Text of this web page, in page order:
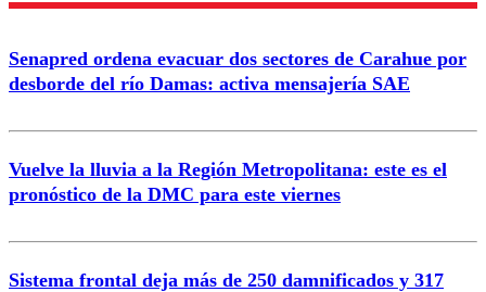
Correo
Enviar comentario
Senapred ordena evacuar dos sectores de Carahue por
desborde del río Damas: activa mensajería SAE
Vuelve la lluvia a la Región Metropolitana: este es el
pronóstico de la DMC para este viernes
Sistema frontal deja más de 250 damnificados y 317